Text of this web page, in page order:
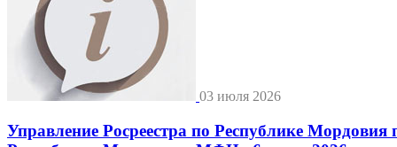
03 июля 2026
Управление Росреестра по Республике